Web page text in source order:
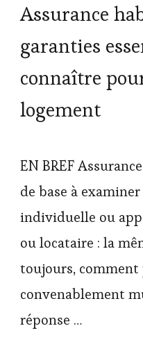
Assurance
garanties
connaître
logement
EN BREF
de base à
individuelle ou
ou locataire : la
toujours,
convenablement
réponse …